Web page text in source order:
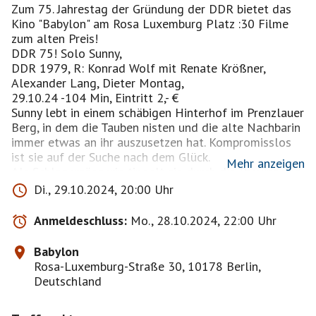
Zum 75. Jahrestag der Gründung der DDR bietet das
Kino "Babylon" am Rosa Luxemburg Platz :30 Filme
zum alten Preis!
DDR 75! Solo Sunny,
DDR 1979, R: Konrad Wolf mit Renate Krößner,
Alexander Lang, Dieter Montag,
29.10.24 -104 Min, Eintritt 2,- €
Sunny lebt in einem schäbigen Hinterhof im Prenzlauer
Berg, in dem die Tauben nisten und die alte Nachbarin
immer etwas an ihr auszusetzen hat. Kompromisslos
ist sie auf der Suche nach dem Glück.
Als Schlagersängerin tingelt sie durch die Provinz und
lernt so Ralf kennen, einen Philosophen, der
altindische Musik hört und das passende Hemd dazu
trägt. Auf der Stelle verliebt sich Sunny in den stillen
Mann, aber ihr Hinterhofglück ist nicht von langer
Dauer. Auch ihre Band wirft sie raus. Doch Sunny lässt
sich nicht verbiegen…
Renate Krößner erhielt für ihre Rolle 1980 einen
Silbernen Bären der Berlinale. Die Sunny war nicht nur
Mehr anzeigen
Di., 29.10.2024, 20:00 Uhr
Anmeldeschluss: Mo., 28.10.2024, 22:00 Uhr
Babylon
Rosa-Luxemburg-Straße 30, 10178 Berlin,
Deutschland